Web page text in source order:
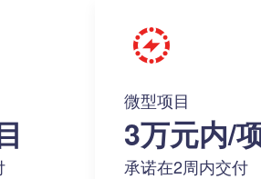
微型项目
3万元内/
承诺在2周内交付